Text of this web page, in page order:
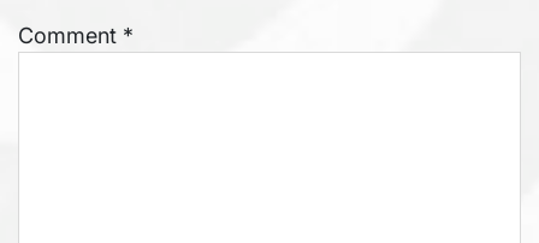
Comment *